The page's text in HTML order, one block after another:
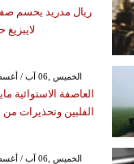
ريال مدريد يحسم
لايبزيغ
GMT 15:51 2026 الخميس ,06 آب / أغسطس
العاصفة الاستوائية
الفلبين وتحذيرات
GMT 15:43 2026 الخميس ,06 آب / أغسطس